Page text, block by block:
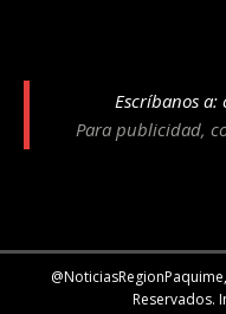
Escríbanos a:
Para publicidad,
Reservados.